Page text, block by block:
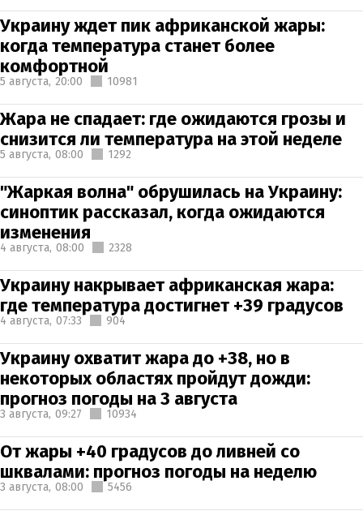
Украину ждет пик африканской жары:
когда температура станет более
комфортной
5 августа, 20:00 10981
Жара не спадает: где ожидаются грозы и
снизится ли температура на этой неделе
5 августа, 08:00 1292
"Жаркая волна" обрушилась на Украину:
синоптик рассказал, когда ожидаются
изменения
4 августа, 08:00 2328
Украину накрывает африканская жара:
где температура достигнет +39 градусов
4 августа, 07:33 904
Украину охватит жара до +38, но в
некоторых областях пройдут дожди:
прогноз погоды на 3 августа
3 августа, 09:27 10934
От жары +40 градусов до ливней со
шквалами: прогноз погоды на неделю
3 августа, 08:00 5456